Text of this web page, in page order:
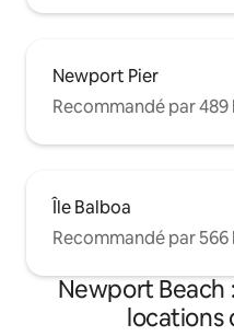
Newport Pier
Recommandé par
Île Balboa
Recommandé par
Newport Beach
locations